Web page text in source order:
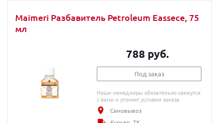
Maimeri Разбавитель Petroleum Eassece, 75
мл
788 руб.
Под заказ
Наши менеджеры обязательно свяжутся
с вами и уточнят условия заказа
Самовывоз